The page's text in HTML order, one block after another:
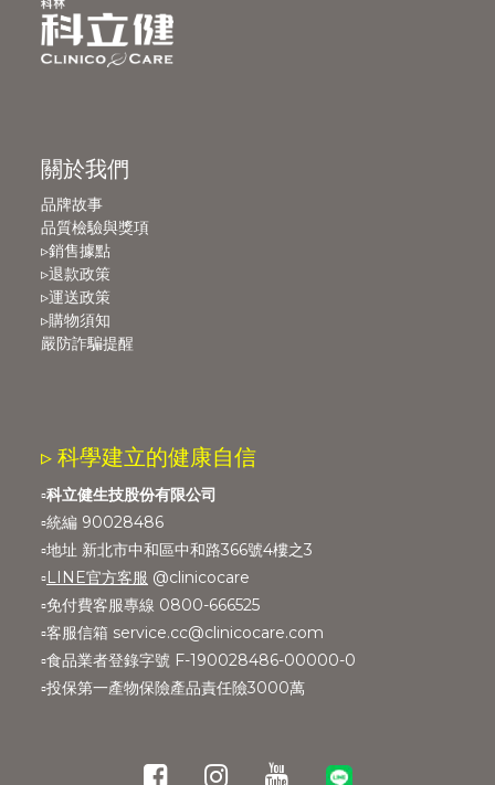
關於我們
品牌故事
品質檢驗與獎項
▹銷售據點
▹退款政策
▹運送政策
▹購物須知
嚴防詐騙提醒
▹ 科學建立的健康自信
▫️科立健生技股份有限公司
▫️統編 90028486
▫️地址 新北市中和區中和路366號4樓之3
▫️LINE官方客服 @clinicocare
▫️免付費客服專線 0800-666525
▫️客服信箱 service.cc@clinicocare.com
▫️食品業者登錄字號 F-190028486-00000-0
▫️投保第一產物保險產品責任險3000萬